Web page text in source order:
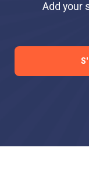
Add your